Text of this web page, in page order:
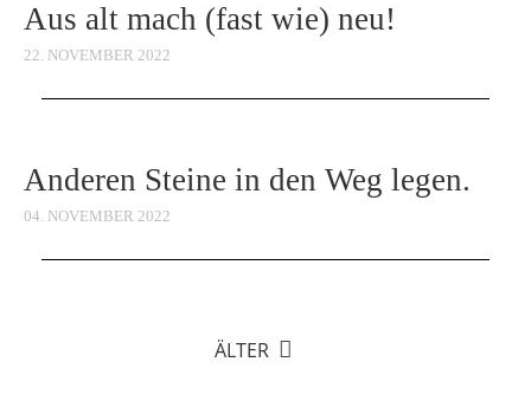
Aus alt mach (fast wie) neu!
22. NOVEMBER 2022
Anderen Steine in den Weg legen.
04. NOVEMBER 2022
ÄLTER